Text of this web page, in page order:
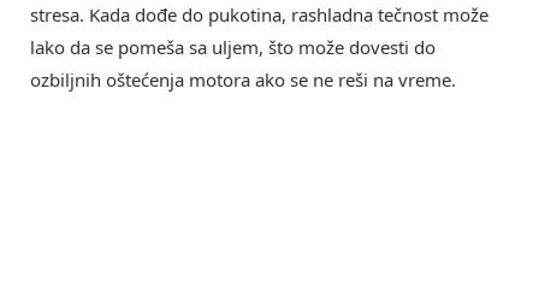
stresa. Kada dođe do pukotina, rashladna tečnost može
lako da se pomeša sa uljem, što može dovesti do
ozbiljnih oštećenja motora ako se ne reši na vreme.